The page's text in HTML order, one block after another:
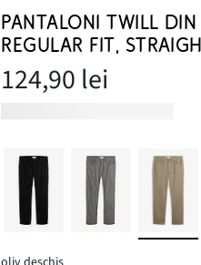
PANTALONI TWILL
REGULAR FIT,
124,90 lei